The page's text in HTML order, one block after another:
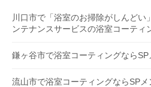
ョ
ン
川口市で「浴室のお掃除がしんどい
ンテナンスサービスの浴室コーティ
鎌ヶ谷市で浴室コーティングなら
流山市で浴室コーティングならSP